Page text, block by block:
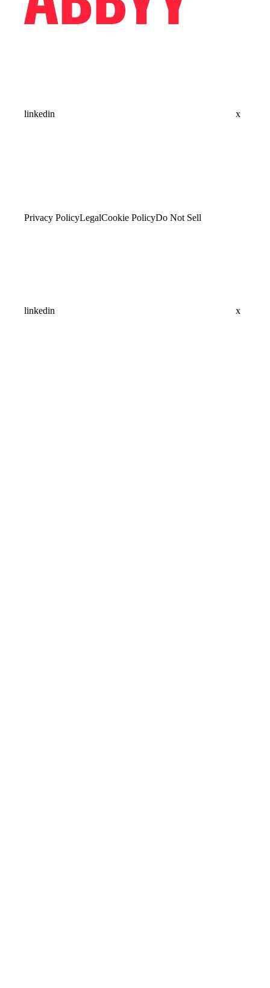
linkedin x
Privacy PolicyLegalCookie PolicyDo Not Sell
linkedin x